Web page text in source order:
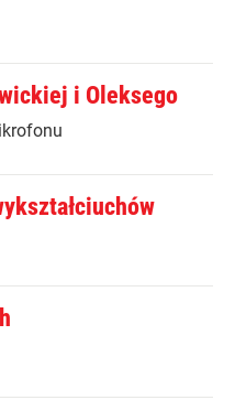
i Oleksego